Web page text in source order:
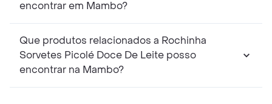
encontrar em Mambo?
Que produtos relacionados a Rochinha
Sorvetes Picolé Doce De Leite posso
encontrar na Mambo?